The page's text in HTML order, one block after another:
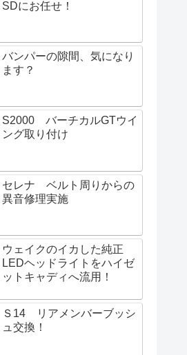
SDにお任せ！
バンパーの隙間、気になり
ます？
S2000 バーチカルGTウイ
ング取り付け
セレナ ベルト周りからの
異音修理実施
ウェイクのイカした純正
LEDヘッドライトをハイゼ
ットキャディへ流用！
Ｓ14 リアメンバーブッシ
ュ交換！